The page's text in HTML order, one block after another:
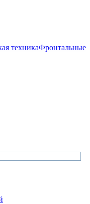
техникаФронтальные